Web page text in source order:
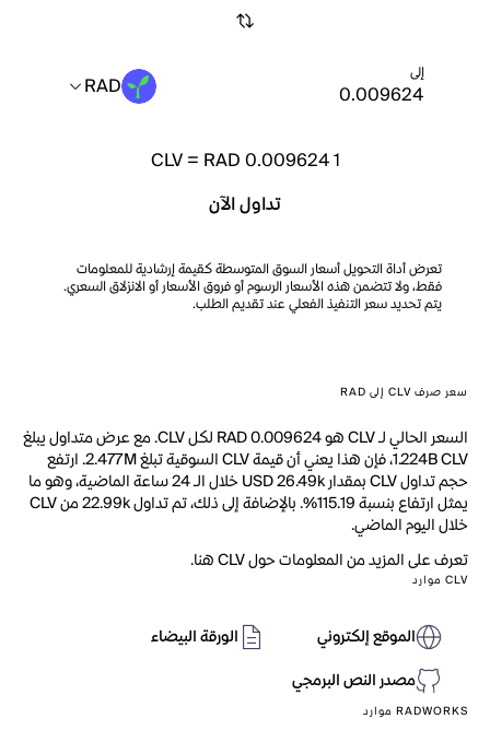
إلى RAD
1
CLV= RAD 0.009624
تداول الآن
تعرض أداة التحويل أسعار السوق المتوسطة كقيمة إرشادية للمعلومات
فقط، ولا تتضمن هذه الأسعار الرسوم أو فروق الأسعار أو الانزلاق السعري.
يتم تحديد سعر التنفيذ الفعلي عند تقديم الطلب.
سعر صرف CLV إلى RAD
السعر الحالي لـ CLV هو RAD 0.009624 لكل CLV. مع عرض متداول يبلغ
1.224B CLV، فإن هذا يعني أن قيمة CLV السوقية تبلغ 2.477M. ارتفع
حجم تداول CLV بمقدار USD 26.49k خلال الـ 24 ساعة الماضية، وهو ما
يمثل ارتفاع بنسبة 115.19%. بالإضافة إلى ذلك، تم تداول 22.99k من CLV
خلال اليوم الماضي.
تعرف على المزيد من المعلومات حول CLV هنا.
CLV موارد
الموقع إلكتروني
الورقة البيضاء
مصدر النص البرمجي
RADWORKS موارد